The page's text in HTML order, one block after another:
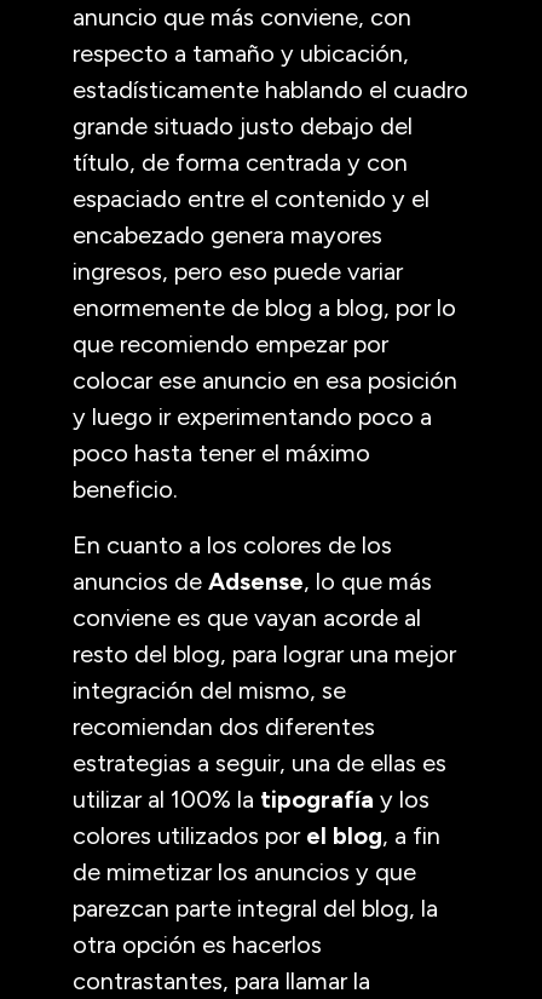
anuncio que más conviene, con
respecto a tamaño y ubicación,
estadísticamente hablando el cuadro
grande situado justo debajo del
título, de forma centrada y con
espaciado entre el contenido y el
encabezado genera mayores
ingresos, pero eso puede variar
enormemente de blog a blog, por lo
que recomiendo empezar por
colocar ese anuncio en esa posición
y luego ir experimentando poco a
poco hasta tener el máximo
beneficio.
En cuanto a los colores de los
anuncios de Adsense, lo que más
conviene es que vayan acorde al
resto del blog, para lograr una mejor
integración del mismo, se
recomiendan dos diferentes
estrategias a seguir, una de ellas es
utilizar al 100% la tipografía y los
colores utilizados por el blog, a fin
de mimetizar los anuncios y que
parezcan parte integral del blog, la
otra opción es hacerlos
contrastantes, para llamar la